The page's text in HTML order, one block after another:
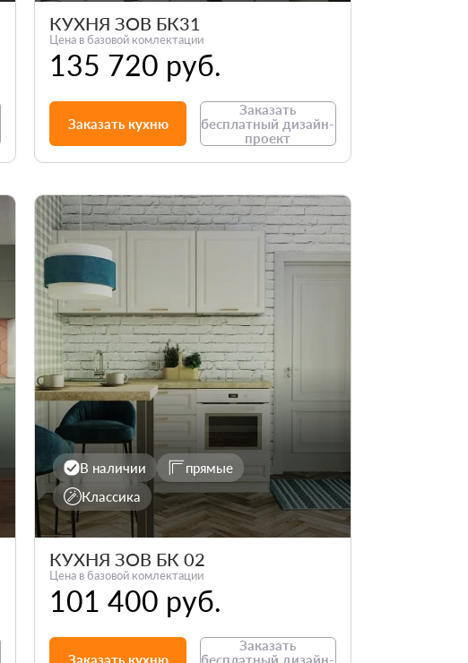
КУХНЯ ЗОВ БК31
Цена в базовой комлектации
135 720 руб.
Заказать кухню
Заказать
бесплатный дизайн-
проект
В наличии
прямые
Классика
КУХНЯ ЗОВ БК 02
Цена в базовой комлектации
101 400 руб.
Заказать кухню
Заказать
бесплатный дизайн-